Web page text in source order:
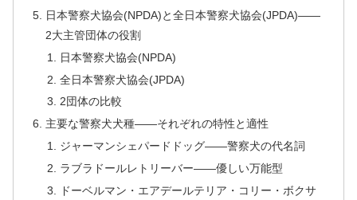
日本警察犬協会(NPDA)と全日本警察犬協会(JPDA)——
2大主管団体の役割
日本警察犬協会(NPDA)
全日本警察犬協会(JPDA)
2団体の比較
主要な警察犬犬種——それぞれの特性と適性
ジャーマンシェパードドッグ——警察犬の代名詞
ラブラドールレトリーバー——優しい万能型
ドーベルマン・エアデールテリア・コリー・ボクサ